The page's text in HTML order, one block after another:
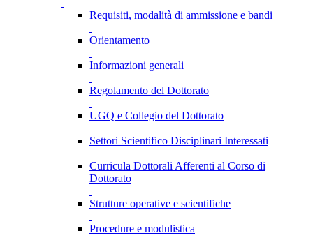
Requisiti, modalità di ammissione e bandi
Orientamento
Informazioni generali
Regolamento del Dottorato
UGQ e Collegio del Dottorato
Settori Scientifico Disciplinari Interessati
Curricula Dottorali Afferenti al Corso di
Dottorato
Strutture operative e scientifiche
Procedure e modulistica